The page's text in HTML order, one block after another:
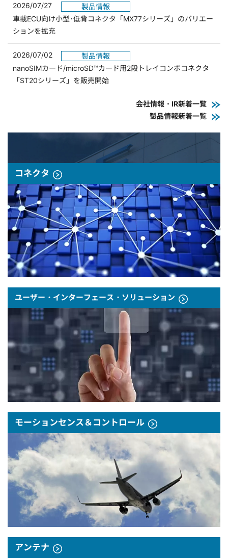
2026/07/27
製品情報
車載ECU向け小型･低背コネクタ「MX77シリーズ」のバリエー
ションを拡充
2026/07/02
製品情報
nanoSIMカード/microSD™カード用2段トレイコンボコネクタ
「ST20シリーズ」を販売開始
会社情報・IR新着一覧
製品情報新着一覧
コネクタ
ユーザー・インターフェース・ソリューション
モーションセンス＆コントロール
アンテナ